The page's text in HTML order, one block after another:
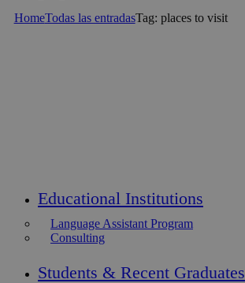
HomeTodas las entradasTag: places to visit
Educational Institutions
Language Assistant Program
Consulting
Students & Recent Graduates